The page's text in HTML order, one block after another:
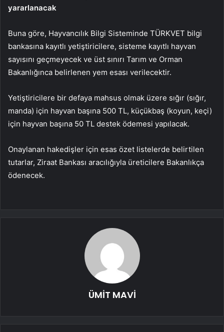
yararlanacak
Buna göre, Hayvancılık Bilgi Sisteminde TÜRKVET bilgi
bankasına kayıtlı yetiştiricilere, sisteme kayıtlı hayvan
sayısını geçmeyecek ve üst sınırı Tarım ve Orman
Bakanlığınca belirlenen yem esası verilecektir.
Yetiştiricilere bir defaya mahsus olmak üzere sığır (sığır,
manda) için hayvan başına 500 TL, küçükbaş (koyun, keçi)
için hayvan başına 50 TL destek ödemesi yapılacak.
Onaylanan hakedişler için esas özet listelerde belirtilen
tutarlar, Ziraat Bankası aracılığıyla üreticilere Bakanlıkça
ödenecek.
ÜMİT MAVİ